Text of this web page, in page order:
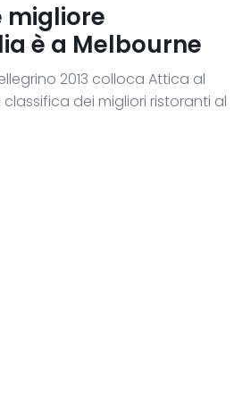
migliore
è a Melbourne
2013 colloca Attica al
dei migliori ristoranti al